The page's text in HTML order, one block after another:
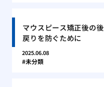
マウスピース矯正後の後
戻りを防ぐために
2025.06.08
未分類